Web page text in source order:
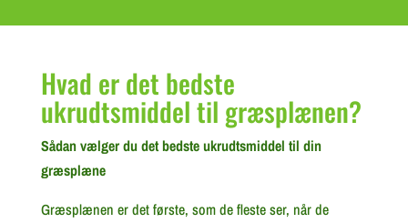
Hvad er det bedste
ukrudtsmiddel til græsplænen?
Sådan vælger du det bedste ukrudtsmiddel til din
græsplæne
Græsplænen er det første, som de fleste ser, når de